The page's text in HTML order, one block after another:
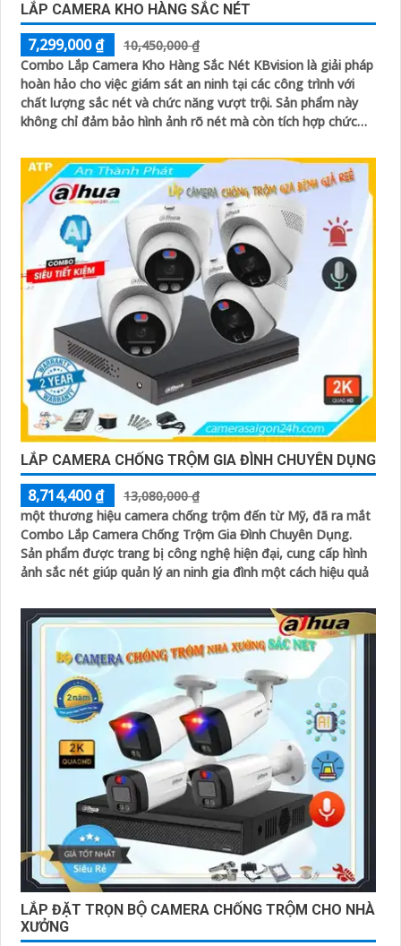
LẮP CAMERA KHO HÀNG SẮC NÉT
7,299,000 ₫
10,450,000 ₫
Combo Lắp Camera Kho Hàng Sắc Nét KBvision là giải pháp
hoàn hảo cho việc giám sát an ninh tại các công trình với
chất lượng sắc nét và chức năng vượt trội. Sản phẩm này
không chỉ đảm bảo hình ảnh rõ nét mà còn tích hợp chức
diện và chính xác hơn
LẮP CAMERA CHỐNG TRỘM GIA ĐÌNH CHUYÊN DỤNG
8,714,400 ₫
13,080,000 ₫
một thương hiệu camera chống trộm đến từ Mỹ, đã ra mắt
Combo Lắp Camera Chống Trộm Gia Đình Chuyên Dụng.
Sản phẩm được trang bị công nghệ hiện đại, cung cấp hình
ảnh sắc nét giúp quản lý an ninh gia đình một cách hiệu quả
LẮP ĐẶT TRỌN BỘ CAMERA CHỐNG TRỘM CHO NHÀ
XƯỞNG